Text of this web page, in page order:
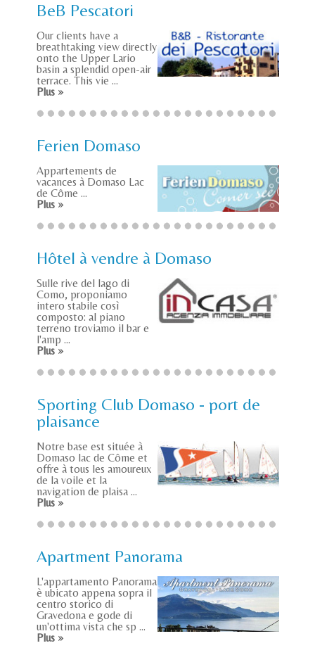
BeB Pescatori
Our clients have a
breathtaking view directly
onto the Upper Lario
basin a splendid open-air
terrace. This vie ...
Plus »
Ferien Domaso
Appartements de
vacances à Domaso Lac
de Côme ...
Plus »
Hôtel à vendre à Domaso
Sulle rive del lago di
Como, proponiamo
intero stabile così
composto: al piano
terreno troviamo il bar e
l'amp ...
Plus »
Sporting Club Domaso - port de
plaisance
Notre base est située à
Domaso lac de Côme et
offre à tous les amoureux
de la voile et la
navigation de plaisa ...
Plus »
Apartment Panorama
L'appartamento Panorama
è ubicato appena sopra il
centro storico di
Gravedona e gode di
un'ottima vista che sp ...
Plus »